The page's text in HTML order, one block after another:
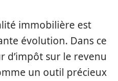
immobilière est
évolution. Dans ce
d’impôt sur le revenu
un outil précieux